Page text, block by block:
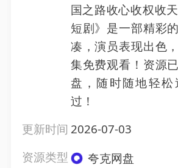
国之路收心收权收
短剧》是一部精彩
凑，演员表现出色
集免费观看！资源
盘，随时随地轻
过！
更新时间 2026-07-03
资源类型
夸克网盘